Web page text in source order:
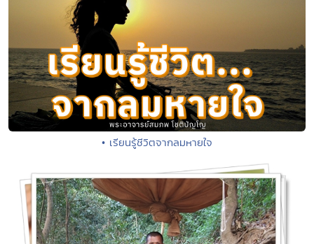
• เรียนรู้ชีวิตจากลมหายใจ